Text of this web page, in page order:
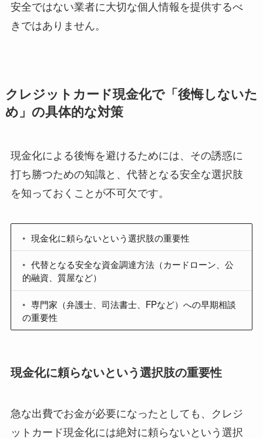
安全ではない業者に大切な個人情報を提供するべ
きではありません。
クレジットカード現金化で「後悔しないた
め」の具体的な対策
現金化による後悔を避けるためには、その誘惑に
打ち勝つための知識と、代替となる安全な選択肢
を知っておくことが不可欠です。
現金化に頼らないという選択肢の重要性
代替となる安全な資金調達方法（カードローン、公
的融資、質屋など）
専門家（弁護士、司法書士、FPなど）への早期相談
の重要性
現金化に頼らないという選択肢の重要性
急な出費でお金が必要になったとしても、クレジ
ットカード現金化には絶対に頼らないという選択